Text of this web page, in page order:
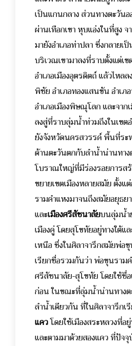
เป็นแกนกลาง ส่วนทางตะวัน
ผ่านเทือกเขา หุบแอ่งในที่สูง จ
มายังอำเภอท่าปลา ซึ่งกลายเ
บริเวณเขามาลงที่ราบตั้งแต่เข
อำเภอเมืองอุตรดิตถ์ แล้วไหลล
พิชัย อำเภอทองแสนขัน อำเภ
อำเภอเมืองพิษณุโลก และจา
ลงสู่ที่ราบลุ่มน้ำท่วมถึงในเขต
ยังจังหวัดนครสวรรค์ พื้นที่ระ
ด้านตะวันตกกับลำน้ำน่านทาง
โบราณใหญ่ที่มีร่องรอยการส
ขยายเขตเมืองหลายสมัย ตั้ง
รามคำแหงมาจนถึงสมัยอยุธย
และเมืองศรีสัชนาลัยบนลุ่มน้ำ
เมืองคู่ โดยสุโขทัยอยู่ทางใต้แ
เหนือ ซึ่งในศิลาจารึกสมัยพ่อ
เรียกชื่อรวมกันว่า พ่อขุนรามค
ศรีสัชนาลัย-สุโขทัย โดยใช้ชื่
ก่อน ในขณะที่ลุ่มน้ำน่านทาง
ลำน้ำเดียวกัน ที่ในศิลาจารึกเ
แควโดยใช้เมืองสระหลวงที่
และตามมาด้วยสองแคว ที่ปั